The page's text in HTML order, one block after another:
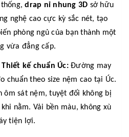
thống,drap nỉ nhung 3D sở hữu
nghệ cao cực kỳ sắc nét, tạo
phòng ngủ của bạn thành một
vừa đẳng cấp.
kế chuẩn Úc:Đường may
chuẩn theo size nệm cao tại Úc.
ôm sát nệm, tuyệt đối không bị
nằm. Vải bền màu, không xù
tiện lợi.